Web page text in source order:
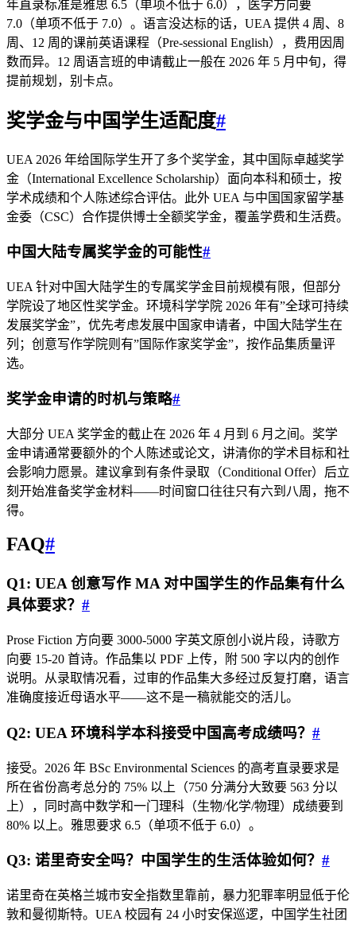
年直录标准是雅思 6.5（单项不低于 6.0），医学方向要
7.0（单项不低于 7.0）。语言没达标的话，UEA 提供 4 周、8
周、12 周的课前英语课程（Pre-sessional English），费用因周
数而异。12 周语言班的申请截止一般在 2026 年 5 月中旬，得
提前规划，别卡点。
奖学金与中国学生适配度#
UEA 2026 年给国际学生开了多个奖学金，其中国际卓越奖学
金（International Excellence Scholarship）面向本科和硕士，按
学术成绩和个人陈述综合评估。此外 UEA 与中国国家留学基
金委（CSC）合作提供博士全额奖学金，覆盖学费和生活费。
中国大陆专属奖学金的可能性#
UEA 针对中国大陆学生的专属奖学金目前规模有限，但部分
学院设了地区性奖学金。环境科学学院 2026 年有”全球可持续
发展奖学金”，优先考虑发展中国家申请者，中国大陆学生在
列；创意写作学院则有”国际作家奖学金”，按作品集质量评
选。
奖学金申请的时机与策略#
大部分 UEA 奖学金的截止在 2026 年 4 月到 6 月之间。奖学
金申请通常要额外的个人陈述或论文，讲清你的学术目标和社
会影响力愿景。建议拿到有条件录取（Conditional Offer）后立
刻开始准备奖学金材料——时间窗口往往只有六到八周，拖不
得。
FAQ#
Q1: UEA 创意写作 MA 对中国学生的作品集有什么
具体要求？ #
Prose Fiction 方向要 3000-5000 字英文原创小说片段，诗歌方
向要 15-20 首诗。作品集以 PDF 上传，附 500 字以内的创作
说明。从录取情况看，过审的作品集大多经过反复打磨，语言
准确度接近母语水平——这不是一稿就能交的活儿。
Q2: UEA 环境科学本科接受中国高考成绩吗？ #
接受。2026 年 BSc Environmental Sciences 的高考直录要求是
所在省份高考总分的 75% 以上（750 分满分大致要 563 分以
上），同时高中数学和一门理科（生物/化学/物理）成绩要到
80% 以上。雅思要求 6.5（单项不低于 6.0）。
Q3: 诺里奇安全吗？中国学生的生活体验如何？ #
诺里奇在英格兰城市安全指数里靠前，暴力犯罪率明显低于伦
敦和曼彻斯特。UEA 校园有 24 小时安保巡逻，中国学生社团